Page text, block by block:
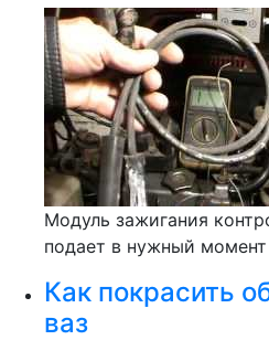
Модуль зажигания
подает в нужный момент
Как покрасить
ваз